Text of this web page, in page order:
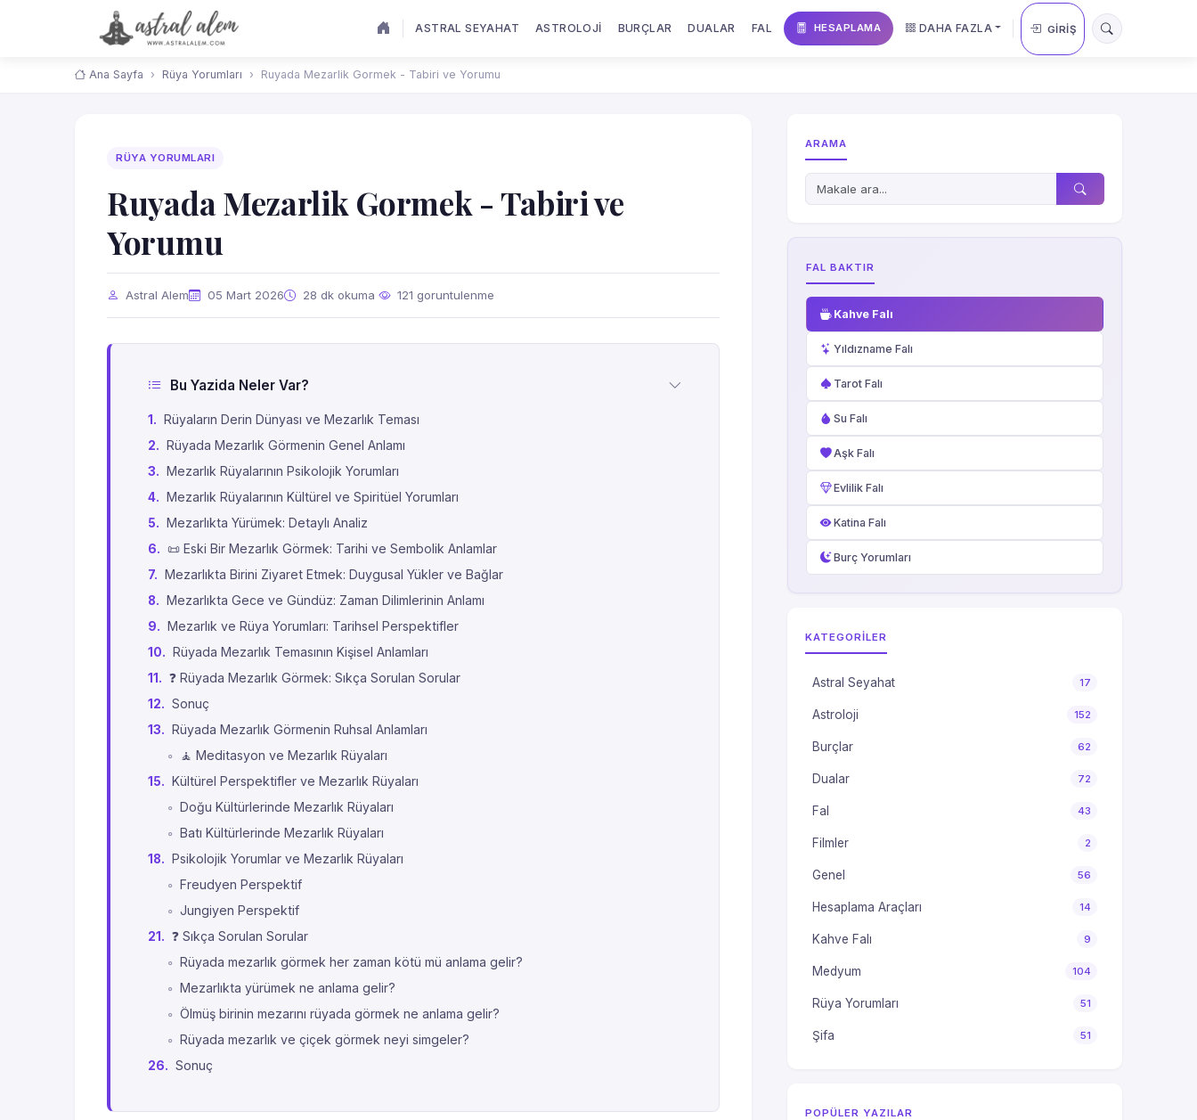
ASTRAL SEYAHAT ASTROLOJI BURÇLAR DUALAR FAL HESAPLAMA DAHA FAZLA GIRIŞ
Ana Sayfa Rüya Yorumları Ruyada Mezarlik Gormek - Tabiri ve Yorumu
RÜYA YORUMLARI
Ruyada Mezarlik Gormek - Tabiri ve
Yorumu
Astral Alem 05 Mart 2026 28 dk okuma 121 goruntulenme
Bu Yazida Neler Var?
Rüyaların Derin Dünyası ve Mezarlık Teması
Rüyada Mezarlık Görmenin Genel Anlamı
Mezarlık Rüyalarının Psikolojik Yorumları
Mezarlık Rüyalarının Kültürel ve Spiritüel Yorumları
Mezarlıkta Yürümek: Detaylı Analiz
📜 Eski Bir Mezarlık Görmek: Tarihi ve Sembolik Anlamlar
Mezarlıkta Birini Ziyaret Etmek: Duygusal Yükler ve Bağlar
Mezarlıkta Gece ve Gündüz: Zaman Dilimlerinin Anlamı
Mezarlık ve Rüya Yorumları: Tarihsel Perspektifler
Rüyada Mezarlık Temasının Kişisel Anlamları
❓ Rüyada Mezarlık Görmek: Sıkça Sorulan Sorular
Sonuç
Rüyada Mezarlık Görmenin Ruhsal Anlamları
🧘 Meditasyon ve Mezarlık Rüyaları
Kültürel Perspektifler ve Mezarlık Rüyaları
Doğu Kültürlerinde Mezarlık Rüyaları
Batı Kültürlerinde Mezarlık Rüyaları
Psikolojik Yorumlar ve Mezarlık Rüyaları
Freudyen Perspektif
Jungiyen Perspektif
❓ Sıkça Sorulan Sorular
Rüyada mezarlık görmek her zaman kötü mü anlama gelir?
Mezarlıkta yürümek ne anlama gelir?
Ölmüş birinin mezarını rüyada görmek ne anlama gelir?
Rüyada mezarlık ve çiçek görmek neyi simgeler?
Sonuç
ARAMA
FAL BAKTIR
Kahve Falı
Yıldızname Falı
Tarot Falı
Su Falı
Aşk Falı
Evlilik Falı
Katina Falı
Burç Yorumları
KATEGORILER
Astral Seyahat 17
Astroloji 152
Burçlar 62
Dualar 72
Fal 43
Filmler 2
Genel 56
Hesaplama Araçları 14
Kahve Falı 9
Medyum 104
Rüya Yorumları 51
Şifa 51
POPÜLER YAZILAR